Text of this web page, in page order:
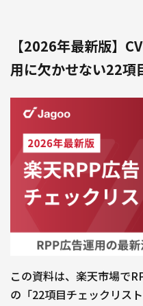
【2026年最新版】
用に欠かせない22項
この資料は、楽天市場で
の「22項目チェックリスト